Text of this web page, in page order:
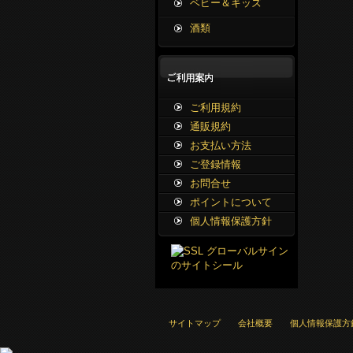
ベビー＆キッズ
酒類
ご利用規約
通販規約
お支払い方法
ご登録情報
お問合せ
ポイントについて
個人情報保護方針
サイトマップ 会社概要 個人情報保護方